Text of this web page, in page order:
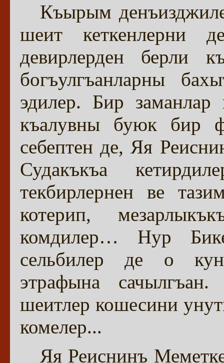
Къырым
шеит кеткенлерни
девирлерден берли
богъулгъанларны
эдилер. Бир
къалувны буюк бир
себептен де, Яя
Судакъкъа
текбирлернен ве
котерип,
комдилер… Нур
сельбилер де о
этрафына
шеитлер кошесини
комелер...
Яя Реиснинъ